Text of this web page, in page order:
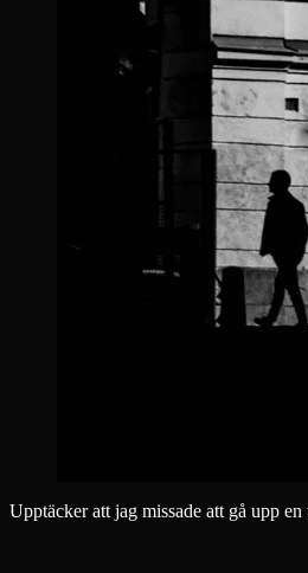
Upptäcker att jag missade att gå upp